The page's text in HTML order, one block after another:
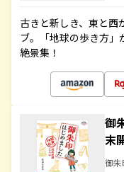
古きと新しき、東と西
ブ。「地球の歩き方」
絶景集！
御
末
御朱